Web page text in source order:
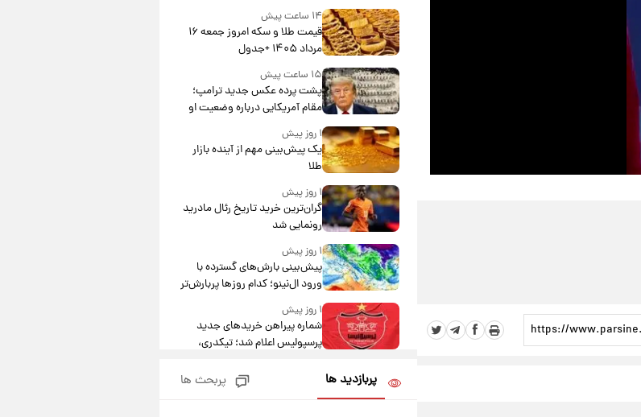
۱۴ ساعت پیش
قیمت طلا و سکه امروز جمعه ۱۶
مرداد ۱۴۰۵ +جدول
۱۵ ساعت پیش
پشت پرده عکس جدید ترامپ؛
مقام آمریکایی درباره وضعیت او
چه گفت؟
۱ روز پیش
یک پیش‌بینی مهم از آینده بازار
طلا
۱ روز پیش
گران‌ترین خرید تاریخ رئال مادرید
رونمایی شد
۱ روز پیش
پیش‌بینی بارش‌های گسترده با
ورود ال‌نینو؛ کدام روزها پربارش‌تر
خواهند بود؟
۱ روز پیش
شماره پیراهن خریدهای جدید
پرسپولیس اعلام شد؛ تیکدری،
جزئیات فعال‌سازی «کیف پول
ایران» اعلام شد+فیلم
پربازدید ها پربحث ها